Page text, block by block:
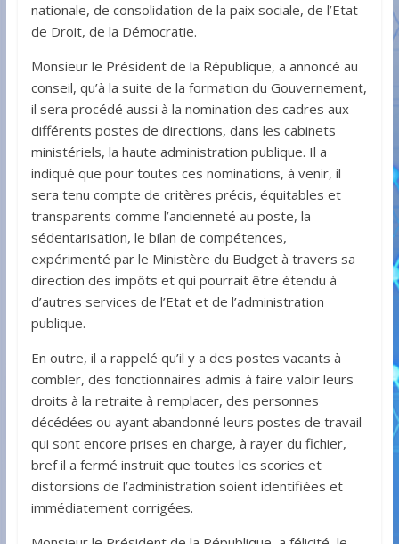
nationale, de consolidation de la paix sociale, de l’Etat
de Droit, de la Démocratie.
Monsieur le Président de la République, a annoncé au
conseil, qu’à la suite de la formation du Gouvernement,
il sera procédé aussi à la nomination des cadres aux
différents postes de directions, dans les cabinets
ministériels, la haute administration publique. Il a
indiqué que pour toutes ces nominations, à venir, il
sera tenu compte de critères précis, équitables et
transparents comme l’ancienneté au poste, la
sédentarisation, le bilan de compétences,
expérimenté par le Ministère du Budget à travers sa
direction des impôts et qui pourrait être étendu à
d’autres services de l’Etat et de l’administration
publique.
En outre, il a rappelé qu’il y a des postes vacants à
combler, des fonctionnaires admis à faire valoir leurs
droits à la retraite à remplacer, des personnes
décédées ou ayant abandonné leurs postes de travail
qui sont encore prises en charge, à rayer du fichier,
bref il a fermé instruit que toutes les scories et
distorsions de l’administration soient identifiées et
immédiatement corrigées.